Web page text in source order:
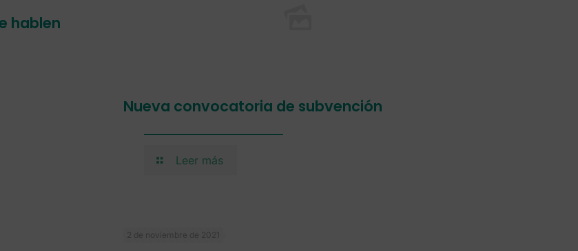
hablen
Nueva convocatoria de subvención
Leer más
2 de noviembre de 2021